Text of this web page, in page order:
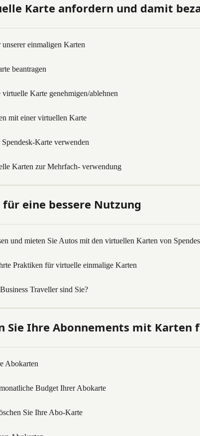
Karte anfordern und damit
einmaligen Karten
beantragen
Karte genehmigen/ablehnen
mit einer virtuellen Karte
Karte verwenden
Karten zur Mehrfach- verwendung
für eine bessere Nutzung
und mieten Sie Autos mit den virtuellen Karten von
Praktiken für virtuelle einmalige Karten
Traveller sind Sie?
Sie Ihre Abonnements mit Karten
Abokarten
Budget Ihrer Abokarte
Sie Ihre Abo-Karte